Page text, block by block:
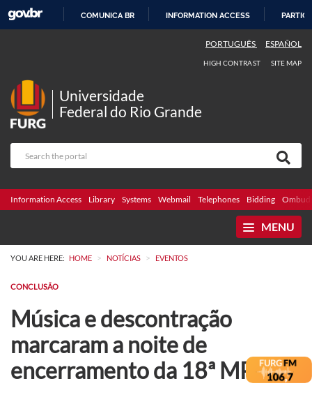
COMUNICA BR INFORMATION ACCESS
PORTUGUÊS ESPAÑOL
HIGH CONTRAST SITE MAP
Universidade
Federal do Rio Grande
Information Access Library Systems Webmail Telephones Bidding
MENU
YOU ARE HERE: HOME > NOTÍCIAS > EVENTOS
CONCLUSÃO
Música e descontração
marcaram a noite de
encerramento da 18ª MPU